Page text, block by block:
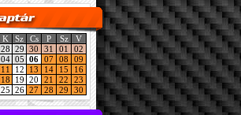
K Sz Cs P Sz
V
28 29 30 31 01
02
04 05 06 07 08
09
11 12 13 14 15
16
18 19 20 21 22
23
25 26 27 28 29 30